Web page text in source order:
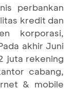
perbankan
kredit dan
korporasi,
akhir Juni
juta rekening
cabang,
& mobile